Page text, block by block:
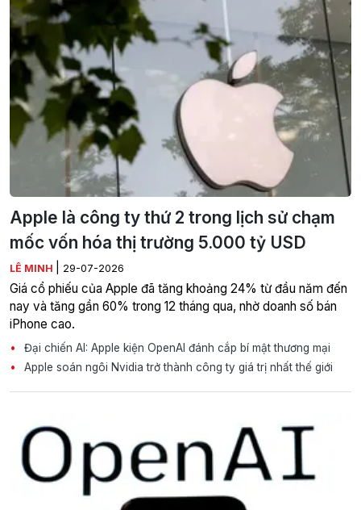
Apple là công ty thứ 2 trong lịch sử chạm
mốc vốn hóa thị trường 5.000 tỷ USD
LÊ MINH 29-07-2026
Giá cổ phiếu của Apple đã tăng khoảng 24% từ đầu năm đến
nay và tăng gần 60% trong 12 tháng qua, nhờ doanh số bán
iPhone cao.
Đại chiến AI: Apple kiện OpenAI đánh cắp bí mật thương mại
Apple soán ngôi Nvidia trở thành công ty giá trị nhất thế giới